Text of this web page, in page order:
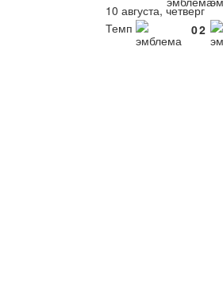
10 августа, четверг
Темп
02